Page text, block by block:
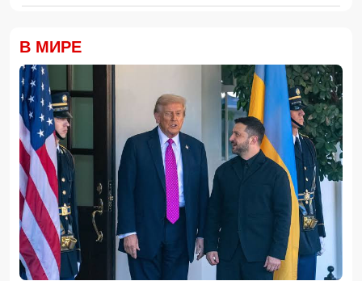
18:00, 05.08.2026
Арестован муж известной ведущей Нигяр Фархад
16:48, 05.08.2026
В Баку мужчина арестован за дебош на кладбище
16:28, 05.08.2026
ВНИМАНИЮ
желающих приобрести новое, полностью
отремонтированное жилье
16:16, 05.08.2026
Определён минимальный порог суммы электронных
переводов
16:00, 05.08.2026
Хикмет Гаджиев: Азербайджан доказал приверженность
мирному процессу с Арменией на практике
15:48, 05.08.2026
В МИРЕ